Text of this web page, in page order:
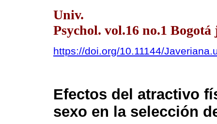
Univ.
Psychol. vol.16 no.1 Bogotá
https://doi.org/10.11144/
Efectos del atractivo
sexo en la selección